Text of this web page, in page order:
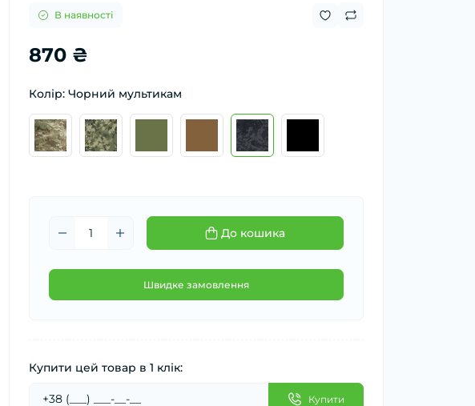
В наявності
870 ₴
Колір: Чорний мультикам
До кошика
Швидке замовлення
Купити цей товар в 1 клік:
Купити